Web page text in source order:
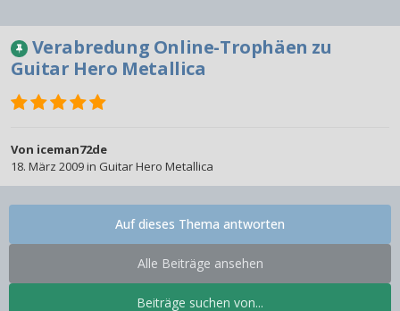
Verabredung Online-Trophäen zu
Guitar Hero Metallica
Von iceman72de
18. März 2009in Guitar Hero Metallica
Beiträge suchen von...
Alle Beiträge ansehen
Auf dieses Thema antworten